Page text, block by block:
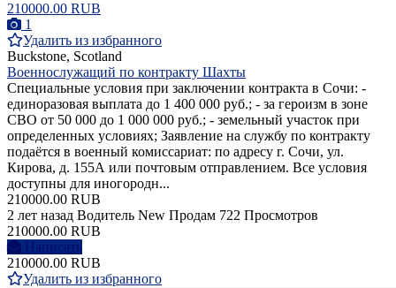
210000.00 RUB
1
Удалить из избранного
Buckstone, Scotland
Военнослужащий по контракту Шахты
Специальные условия при заключении контракта в Сочи: -
единоразовая выплата до 1 400 000 руб.; - за героизм в зоне
СВО от 50 000 до 1 000 000 руб.; - земельный участок при
определенных условиях; Заявление на службу по контракту
подаётся в военный комиссариат: по адресу г. Сочи, ул.
Кирова, д. 155А или почтовым отправлением. Все условия
доступны для иногородн...
210000.00 RUB
2 лет назад Водитель New Продам 722 Просмотров
210000.00 RUB
Написать
210000.00 RUB
Удалить из избранного